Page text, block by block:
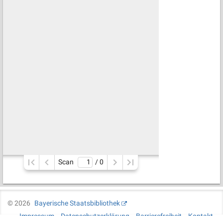
Scan / 0
©2026
Bayerische Staatsbibliothek